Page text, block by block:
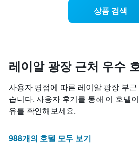
1
개
의
X
축
이
니
균
요
을
표
시
합
다.
차
상품 검색
레이알 광장 근처 우수
사용자 평점에 따른 레이알 광장 부
습니다. 사용자 후기를 통해 이 호텔
유를 확인해보세요.
988개의 호텔 모두 보기